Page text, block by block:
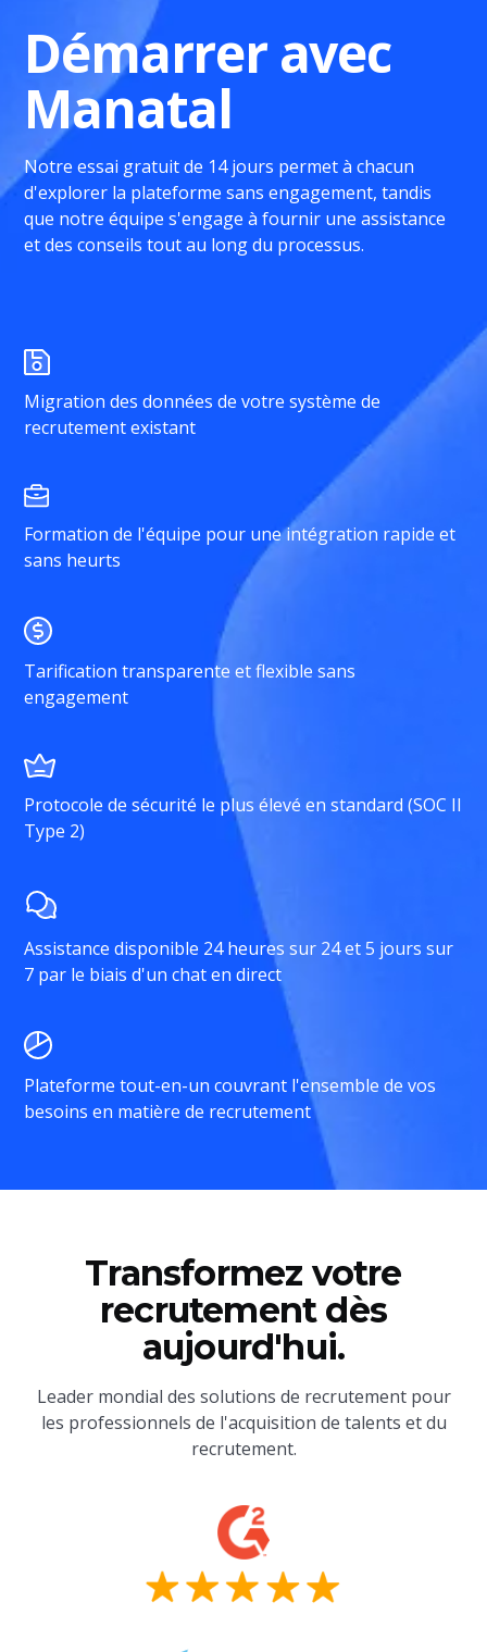
Démarrer avec
Manatal
Notre essai gratuit de 14 jours permet à chacun
d'explorer la plateforme sans engagement, tandis
que notre équipe s'engage à fournir une assistance
et des conseils tout au long du processus.
Migration des données de votre système de
recrutement existant
Formation de l'équipe pour une intégration rapide et
sans heurts
Tarification transparente et flexible sans
engagement
Protocole de sécurité le plus élevé en standard (SOC II
Type 2)
Assistance disponible 24 heures sur 24 et 5 jours sur
7 par le biais d'un chat en direct
Plateforme tout-en-un couvrant l'ensemble de vos
besoins en matière de recrutement
Transformez votre
recrutement dès
aujourd'hui.
Leader mondial des solutions de recrutement pour
les professionnels de l'acquisition de talents et du
recrutement.